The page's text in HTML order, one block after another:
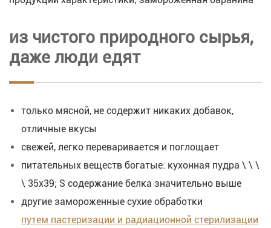
из чистого природного сырья,
даже люди едят
только мясной, не содержит никаких добавок,
отличные вкусы
свежей, легко переваривается и поглощает
питательных веществ богатые: кухонная пудра \ \ \
\ 35х39; S содержание белка значительно выше
другие замороженные сухие обработки
путем пастеризации и радиационной стерилизации